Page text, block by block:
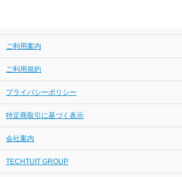
ご利用案内
ご利用規約
プライバシーポリシー
特定商取引に基づく表示
会社案内
TECHTUIT GROUP